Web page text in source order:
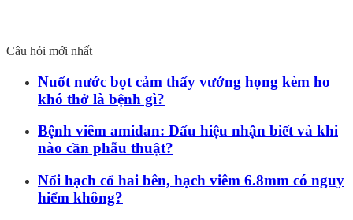
Câu hỏi mới nhất
Nuốt nước bọt cảm thấy vướng họng kèm ho
khó thở là bệnh gì?
Bệnh viêm amidan: Dấu hiệu nhận biết và khi
nào cần phẫu thuật?
Nổi hạch cổ hai bên, hạch viêm 6.8mm có nguy
hiểm không?